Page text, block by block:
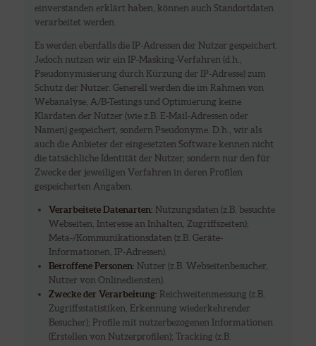
einverstanden erklärt haben, können auch Standortdaten
verarbeitet werden.
Es werden ebenfalls die IP-Adressen der Nutzer gespeichert.
Jedoch nutzen wir ein IP-Masking-Verfahren (d.h.,
Pseudonymisierung durch Kürzung der IP-Adresse) zum
Schutz der Nutzer. Generell werden die im Rahmen von
Webanalyse, A/B-Testings und Optimierung keine
Klardaten der Nutzer (wie z.B. E-Mail-Adressen oder
Namen) gespeichert, sondern Pseudonyme. D.h., wir als
auch die Anbieter der eingesetzten Software kennen nicht
die tatsächliche Identität der Nutzer, sondern nur den für
Zwecke der jeweiligen Verfahren in deren Profilen
gespeicherten Angaben.
Verarbeitete Datenarten: Nutzungsdaten (z.B. besuchte
Webseiten, Interesse an Inhalten, Zugriffszeiten);
Meta-/Kommunikationsdaten (z.B. Geräte-
Informationen, IP-Adressen).
Betroffene Personen: Nutzer (z.B. Webseitenbesucher,
Nutzer von Onlinediensten).
Zwecke der Verarbeitung: Reichweitenmessung (z.B.
Zugriffsstatistiken, Erkennung wiederkehrender
Besucher); Profile mit nutzerbezogenen Informationen
(Erstellen von Nutzerprofilen); Tracking (z.B.